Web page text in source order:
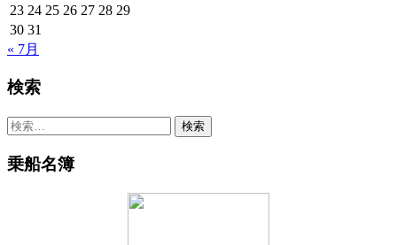
23 24 25 26 27 28 29
30 31
« 7月
検索
検
乗船名簿